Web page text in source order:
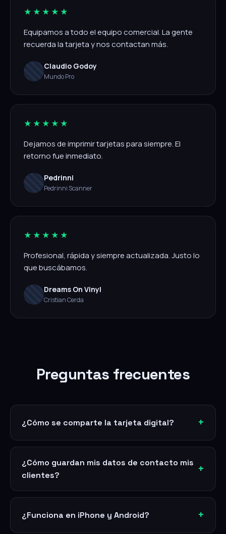
★★★★★
Equipamos a todo el equipo comercial. La gente
recuerda la tarjeta y nos contactan más.
Claudio Godoy
Mundo Pro
★★★★★
Dejamos de imprimir tarjetas para siempre. El
retorno fue inmediato.
Pedrinni
Pedrinni Scanner
★★★★★
Profesional, rápida y siempre actualizada. Justo lo
que buscábamos.
Dreams On Vinyl
Cristian Cerda
Preguntas frecuentes
¿Cómo se comparte la tarjeta digital?
¿Cómo guardan mis datos de contacto mis
clientes?
¿Funciona en iPhone y Android?